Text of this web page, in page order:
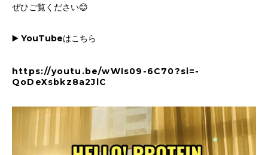
ぜひご覧ください😊
▶️ YouTubeはこちら
https://youtu.be/wWIs09-6C70?si=-
QoDeXsbkz8a2JlC